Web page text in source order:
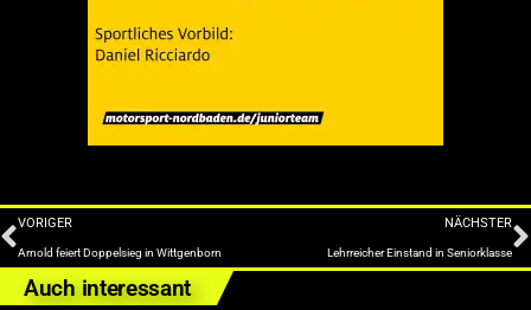
VORIGER
Arnold feiert Doppelsieg in Wittgenborn
NÄCHSTER
Lehrreicher Einstand in Seniorklasse
Auch interessant